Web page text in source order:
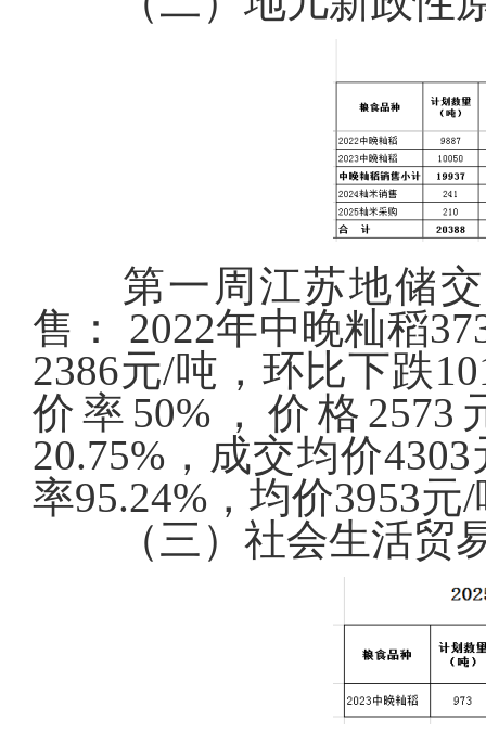
第一周江苏地储交
售：
2022年中晚籼稻
2386元/吨，环比下跌
价率50%，价格2573
20.75%，成交均价4303
率95.24%，均价3953元/
（三）社会生活贸